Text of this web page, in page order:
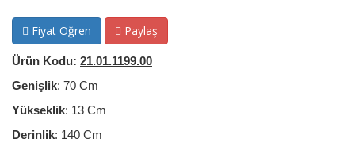
Fiyat Öğren Paylaş
Ürün Kodu: 21.01.1199.00
Genişlik: 70 Cm
Yükseklik: 13 Cm
Derinlik: 140 Cm